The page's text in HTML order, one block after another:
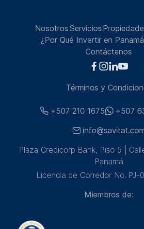
Nosotros Servicios
¿Por Qué Invertir en
Contáctenos
Términos y
+507 210 1675
+507
Plaza Credicorp Bank, Piso 5 |
Panamá
Licencia de Corredor No. PJ-
Miembros de: